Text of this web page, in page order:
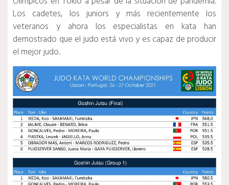
Los cadetes, los juniors y más recientemente los
veteranos y ahora los especialistas en kata han
demostrado que el judo está vivo y es capaz de producir
el mejor judo.